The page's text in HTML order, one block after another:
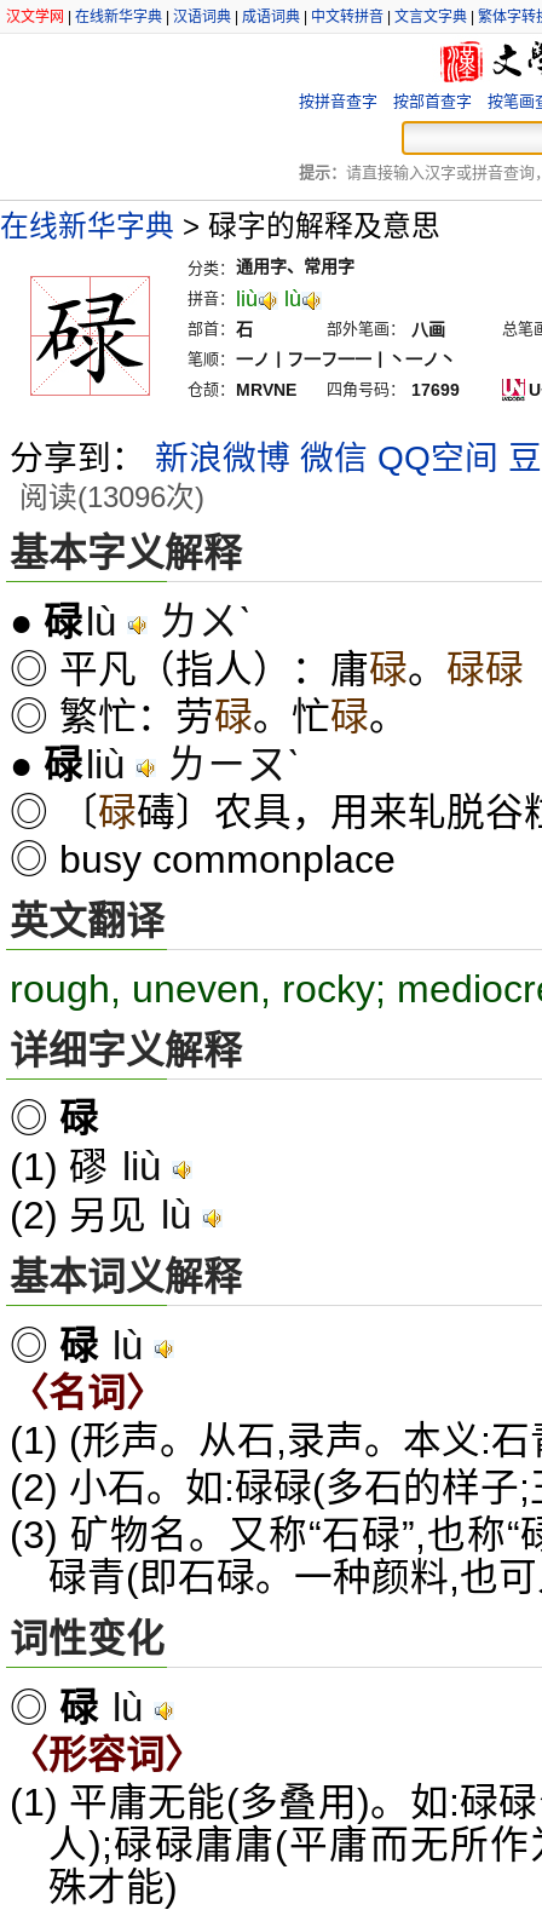
汉文学网 在线新华字典 汉语词典 成语词典 中文转拼音 文言文字典 繁体字转
按拼音查字 按部首查字 按笔画
提示： 请直接输入汉字或拼音查询
在线新华字典 > 碌字的解释及意思
分类： 通用字、常用字
拼音： liù lù
部首： 石 部外笔画： 八画
总笔
笔顺： 一ノ丨フ一フ一一丨丶一ノ丶
仓颉： MRVNE 四角号码： 17699
分享到： 新浪微博 微信 QQ空间
阅读(13096次)
基本字义解释
● 碌lù ㄌㄨˋ
◎ 平凡（指人）：庸碌。 碌碌
◎ 繁忙：劳碌。忙碌。
● 碌liù ㄌㄧㄡˋ
◎ 〔碌碡〕农具，用来轧脱谷
◎ busy commonplace
英文翻译
rough, uneven, rocky;
详细字义解释
◎ 碌
(1) 磟 liù
(2) 另见 lù
基本词义解释
◎ 碌 lù
〈名词〉
(1) (形声。从石,录声。本义:石
(2) 小石。如:碌碌(多石的样子
(3) 矿物名。又称“石碌”,也称“
碌青(即石碌。一种颜料,也
词性变化
◎ 碌 lù
〈形容词〉
(1) 平庸无能(多叠用)。如:碌
人);碌碌庸庸(平庸而无所
殊才能)